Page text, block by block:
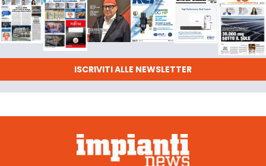
ISCRIVITI ALLE NEWSLETTER